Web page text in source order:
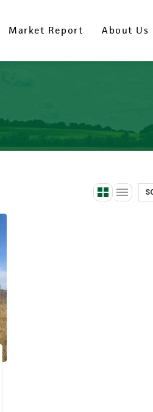
Market Report About Us
Market Report About Us